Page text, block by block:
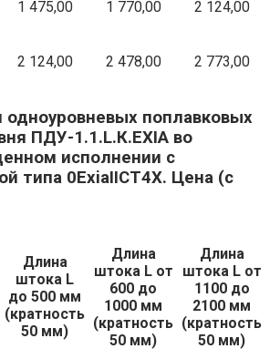
1 475,00 1 770,00 2 124,00
2 124,00 2 478,00 2 773,00
поплавковых
ПДУ-1.1.L.К.EXIA во
исполнении с
типа 0ExiaIICT4Х. Цена (с
Длина
штока L
до 500 мм
(кратность
50 мм)
Длина
штока L от
600 до
1000 мм
(кратность
50 мм)
Длина
штока L от
1100 до
2100 мм
(кратность
50 мм)